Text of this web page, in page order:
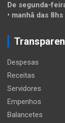
De segunda-
• manhã das
Despesas
Receitas
Servidores
Empenhos
Balancetes